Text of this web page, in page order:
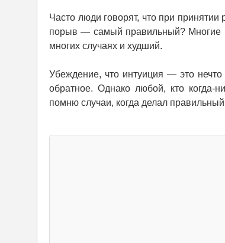
Часто люди говорят, что при
порыв — самый правильный? Многие
многих случаях и худший.
Убеждение, что интуиция — это
обратное. Однако любой, кто когда-
помню случаи, когда делал